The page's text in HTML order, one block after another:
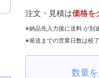
注文・見積は価格を
※納品先入力後に送料 が別
※発送までの営業日数は校
数量